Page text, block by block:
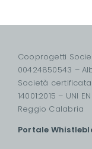
Cooprogetti
00424850543 –
Società certificata
14001:2015 – UNI
Reggio Calabria
Portale